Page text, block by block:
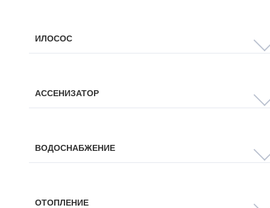
ИЛОСОС
АССЕНИЗАТОР
ВОДОСНАБЖЕНИЕ
ОТОПЛЕНИЕ